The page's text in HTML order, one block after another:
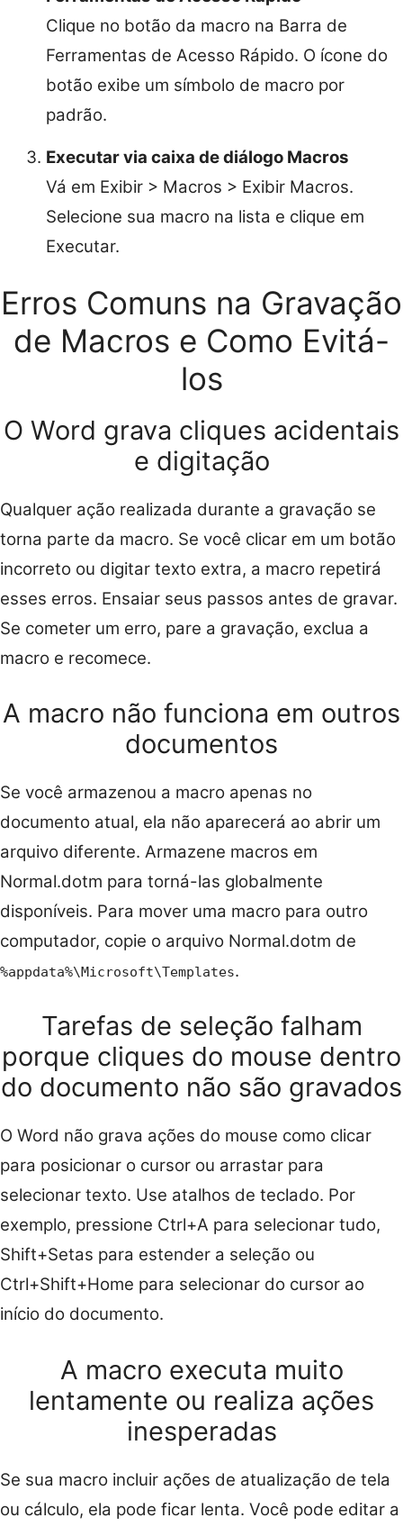
Clique no botão da macro na Barra de
Ferramentas de Acesso Rápido. O ícone do
botão exibe um símbolo de macro por
padrão.
Executar via caixa de diálogo Macros
Vá em Exibir > Macros > Exibir Macros.
Selecione sua macro na lista e clique em
Executar.
Erros Comuns na Gravação
de Macros e Como Evitá-
los
O Word grava cliques acidentais
e digitação
Qualquer ação realizada durante a gravação se
torna parte da macro. Se você clicar em um botão
incorreto ou digitar texto extra, a macro repetirá
esses erros. Ensaiar seus passos antes de gravar.
Se cometer um erro, pare a gravação, exclua a
macro e recomece.
A macro não funciona em outros
documentos
Se você armazenou a macro apenas no
documento atual, ela não aparecerá ao abrir um
arquivo diferente. Armazene macros em
Normal.dotm para torná-las globalmente
disponíveis. Para mover uma macro para outro
computador, copie o arquivo Normal.dotm de
%appdata%\Microsoft\Templates.
Tarefas de seleção falham
porque cliques do mouse dentro
do documento não são gravados
O Word não grava ações do mouse como clicar
para posicionar o cursor ou arrastar para
selecionar texto. Use atalhos de teclado. Por
exemplo, pressione Ctrl+A para selecionar tudo,
Shift+Setas para estender a seleção ou
Ctrl+Shift+Home para selecionar do cursor ao
início do documento.
A macro executa muito
lentamente ou realiza ações
inesperadas
Se sua macro incluir ações de atualização de tela
ou cálculo, ela pode ficar lenta. Você pode editar a